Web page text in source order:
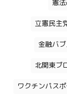
憲
立憲民主
金融バ
北関東ブ
ワクチンパス